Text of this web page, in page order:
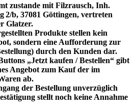
zustande mit Filzrausch, Inh.
2/b, 37081 Göttingen, vertreten
Glatzer.
Produkte stellen kein
sondern eine Aufforderung zur
durch den Kunden dar.
„Jetzt kaufen / Bestellen“ gibt
Angebot zum Kauf der im
ab.
der Bestellung unverzüglich
stellt noch keine Annahme